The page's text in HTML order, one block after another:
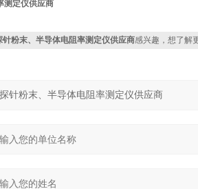
测定仪供应商
针粉末、半导体电阻率测定仪供应商感兴趣，想了解